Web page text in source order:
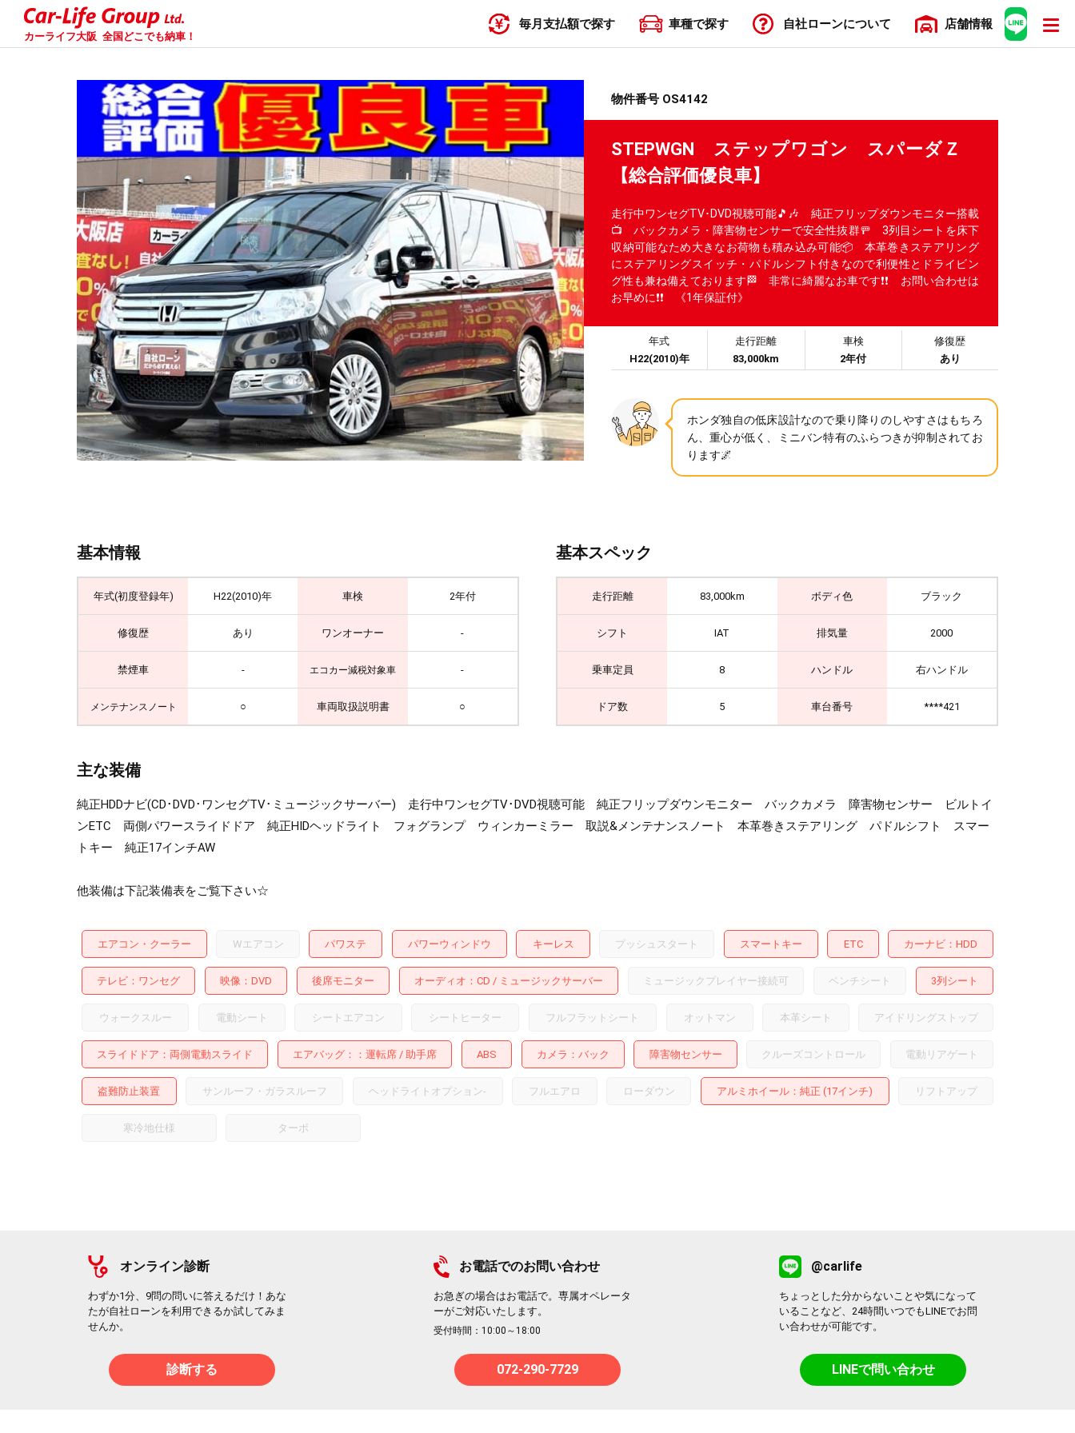
カーライフ大阪 全国どこでも納車！
毎月支払額で探す 車種で探す 自社ローンについて 店舗情報
物件番号 OS4142
STEPWGN ステップワゴン スパーダＺ
【総合評価優良車】
走行中ワンセグTV･DVD視聴可能🎵🎶 純正フリップダウンモニター搭載
📺 バックカメラ・障害物センサーで安全性抜群🚥 3列目シートを床下
収納可能なため大きなお荷物も積み込み可能📦 本革巻きステアリング
にステアリングスイッチ・パドルシフト付きなので利便性とドライビン
グ性も兼ね備えております🏁 非常に綺麗なお車です❗❗ お問い合わせは
お早めに❗❗ 《1年保証付》
年式
H22(2010)年
走行距離
83,000km
車検
2年付
修復歴
あり
ホンダ独自の低床設計なので乗り降りのしやすさはもちろ
ん、重心が低く、ミニバン特有のふらつきが抑制されてお
ります🌌
基本情報
年式(初度登録年) H22(2010)年 車検 2年付
修復歴 あり ワンオーナー -
禁煙車 - エコカー減税対象車 -
メンテナンスノート ○ 車両取扱説明書 ○
基本スペック
走行距離 83,000km ボディ色 ブラック
シフト IAT 排気量 2000
乗車定員 8 ハンドル 右ハンドル
ドア数 5 車台番号 ****421
主な装備
純正HDDナビ(CD･DVD･ワンセグTV･ミュージックサーバー) 走行中ワンセグTV･DVD視聴可能 純正フリップダウンモニター バックカメラ 障害物センサー ビルトイ
ンETC 両側パワースライドドア 純正HIDヘッドライト フォグランプ ウィンカーミラー 取説&メンテナンスノート 本革巻きステアリング パドルシフト スマー
トキー 純正17インチAW
他装備は下記装備表をご覧下さい☆
エアコン・クーラー Wエアコン パワステ パワーウィンドウ キーレス プッシュスタート スマートキー ETC カーナビ HDD
テレビ ワンセグ 映像 DVD 後席モニター オーディオ CD ミュージックサーバー ミュージックプレイヤー接続可 ベンチシート 3列シート
ウォークスルー 電動シート シートエアコン シートヒーター フルフラットシート オットマン 本革シート アイドリングストップ
スライドドア 両側電動スライド エアバッグ： 運転席 助手席 ABS カメラ バック 障害物センサー クルーズコントロール 電動リアゲート
盗難防止装置 サンルーフ・ガラスルーフ ヘッドライトオプション- フルエアロ ローダウン アルミホイール ：純正 (17インチ) リフトアップ
寒冷地仕様 ターボ
オンライン診断
わずか1分、9問の問いに答えるだけ！あな
たが自社ローンを利用できるか試してみま
せんか。
診断する
お電話でのお問い合わせ
お急ぎの場合はお電話で。専属オペレータ
ーがご対応いたします。
受付時間：10:00～18:00
072-290-7729
@carlife
ちょっとした分からないことや気になって
いることなど、24時間いつでもLINEでお問
い合わせが可能です。
LINEで問い合わせ